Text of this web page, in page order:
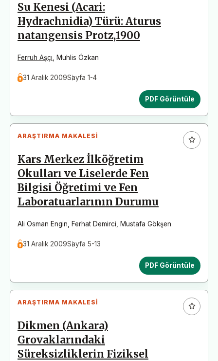
Su Kenesi (Acari:
Hydrachnidia) Türü: Aturus
natangensis Protz,1900
Ferruh Aşçı Muhlis Özkan
31 Aralık 2009Sayfa 1-4
PDF Görüntüle
ARAŞTIRMA MAKALESI
Kars Merkez İlköğretim
Okulları ve Liselerde Fen
Bilgisi Öğretimi ve Fen
Laboratuarlarının Durumu
Ali Osman Engin Ferhat Demirci Mustafa Gökşen
31 Aralık 2009Sayfa 5-13
PDF Görüntüle
ARAŞTIRMA MAKALESI
Dikmen (Ankara)
Grovaklarındaki
Süreksizliklerin Fiziksel